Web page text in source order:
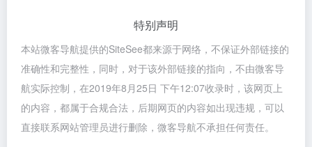
特别声明
本站微客导航提供的SiteSee都来源于网络，不保证外部链接的
准确性和完整性，同时，对于该外部链接的指向，不由微客导
航实际控制，在2019年8月25日 下午12:07收录时，该网页上
的内容，都属于合规合法，后期网页的内容如出现违规，可以
直接联系网站管理员进行删除，微客导航不承担任何责任。